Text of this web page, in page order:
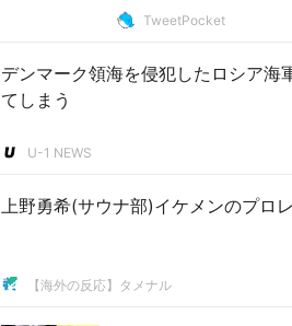
TweetPocket
デンマーク領海を侵犯したロシア海
てしまう
U-1 NEWS
上野勇希(サウナ部)イケメンのプロ
【海外の反応】タメナル